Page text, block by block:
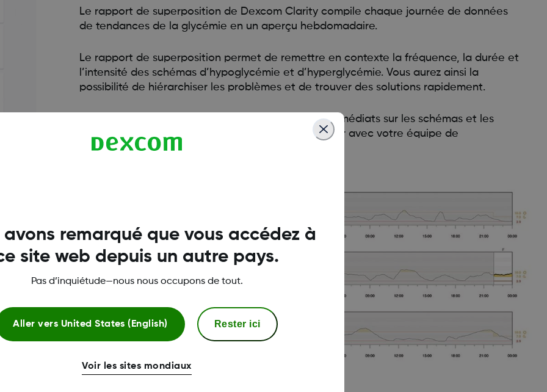
Le rapport de superposition de Dexcom Clarity compile chaque journée de données
de tendances de la glycémie en un aperçu hebdomadaire.
Le rapport de superposition permet de remettre en contexte la fréquence, la durée et
l’intensité des schémas d’hypoglycémie et d’hyperglycémie. Vous aurez ainsi la
possibilité de hiérarchiser les problèmes et de trouver des solutions rapidement.
Dexcom Clarity vous fournit des renseignements immédiats sur les schémas et les
solutions de traitement potentielles pour en discuter avec votre équipe de
professionnels de santé.
est un rapport glycémique
Diabetes Center (IDC).
charge de votre diabète, et doit être
vos schémas glycémiques.
avons remarqué que vous accédez à
site web depuis un autre pays.
Pas d’inquiétude—nous nous occupons de tout.
Aller vers United States (English) Rester ici
Voir les sites mondiaux